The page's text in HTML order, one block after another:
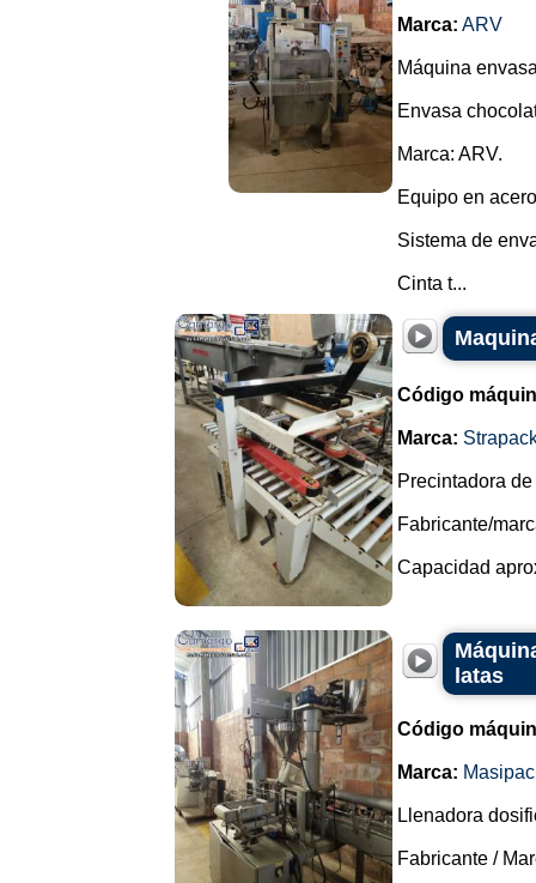
Marca: ARV
Máquina
Envasa
Marca: ARV.
Equipo en
Sistema de
Cinta t...
Código
Marca:
Precintadora
Fabricante/
Capacidad
latas
Código
Marca:
Llenadora
Fabricante /